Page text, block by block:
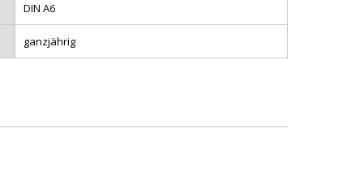
DIN A6
ganzjährig